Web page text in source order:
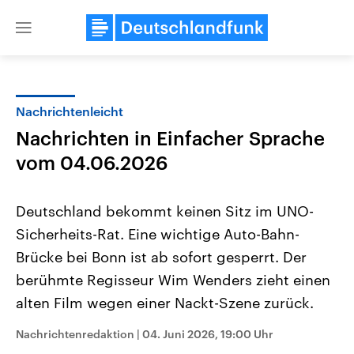
Close
Landtagswahl Sachsen-Anhalt
2026
Alle Informationen
Sachsen-Anhalt wählt am 6.
Landtag. Seit 2021 wird das
USA
Aktuelle Beiträge,
Hintergründe
den mächtigsten Ländern
Nachrichtenleicht
Nachrichten in Einfacher Sprache
vom 04.06.2026
Deutschland bekommt keinen Sitz im UNO-
Sicherheits-Rat. Eine wichtige Auto-Bahn-
Brücke bei Bonn ist ab sofort gesperrt. Der
berühmte Regisseur Wim Wenders zieht einen
alten Film wegen einer Nackt-Szene zurück.
Nachrichtenredaktion | 04. Juni 2026, 19:00 Uhr